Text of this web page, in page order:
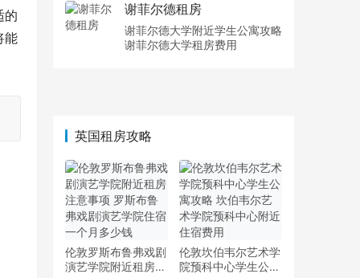
的
能
谢菲尔德租房
谢菲尔德大学附近学生公寓攻略
谢菲尔德大学租房费用
英国租房攻略
伦敦罗斯布鲁弗戏剧
演艺学院附近租房注
伦敦坎伯韦尔艺术学
院预科中心学生公寓